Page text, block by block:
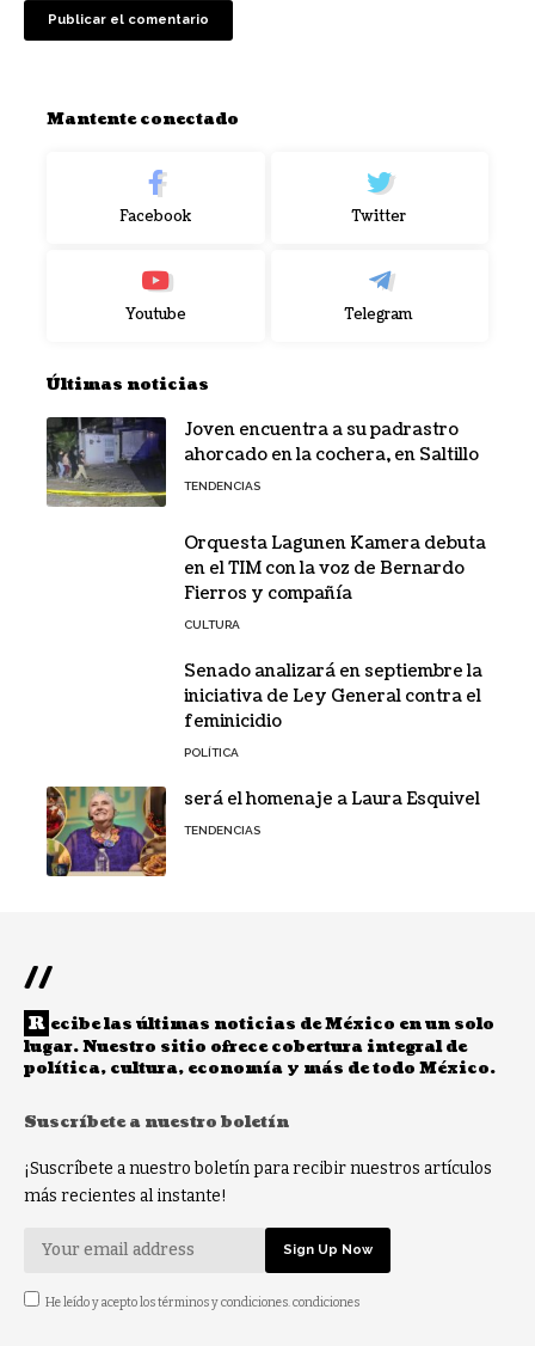
Mantente conectado
Facebook Twitter
Youtube Telegram
Últimas noticias
Joven encuentra a su padrastro
ahorcado en la cochera, en Saltillo
TENDENCIAS
Orquesta Lagunen Kamera debuta
en el TIM con la voz de Bernardo
Fierros y compañía
CULTURA
Senado analizará en septiembre la
iniciativa de Ley General contra el
feminicidio
POLÍTICA
será el homenaje a Laura Esquivel
TENDENCIAS
//
R ecibe las últimas noticias de México en un solo
lugar. Nuestro sitio ofrece cobertura integral de
política, cultura, economía y más de todo México.
Suscríbete a nuestro boletín
¡Suscríbete a nuestro boletín para recibir nuestros artículos
más recientes al instante!
He leído y acepto los términos y condiciones. condiciones